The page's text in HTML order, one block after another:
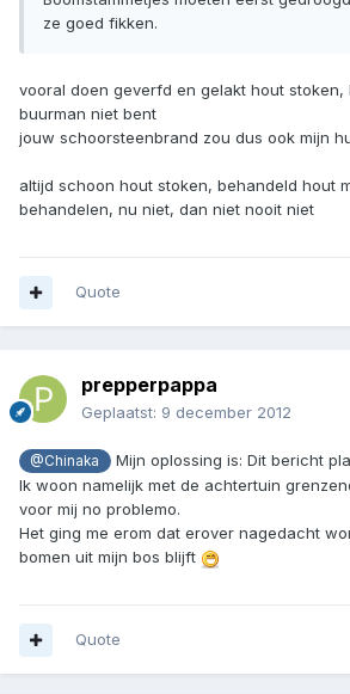
ze goed fikken.
vooral doen geverfd en gelakt hout stoken,
buurman niet bent
jouw schoorsteenbrand zou dus ook mijn
altijd schoon hout stoken, behandeld hout
behandelen, nu niet, dan niet nooit niet
Quote
prepperpappa
Geplaatst: 9 december 2012
@Chinaka
Mijn oplossing is: Dit bericht
Ik woon namelijk met de achtertuin
voor mij no problemo.
Het ging me erom dat erover nagedacht
bomen uit mijn bos blijft
Quote